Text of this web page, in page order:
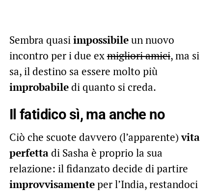
Sembra quasiimpossibileun nuovo
incontro per i due exmigliori amici, ma si
sa, il destino sa essere molto più
improbabiledi quanto si creda.
Il fatidico sì, ma anche no
Ciò che scuote davvero (l’apparente)vita
perfettadi Sasha è proprio la sua
relazione: il fidanzato decide di partire
improvvisamenteper l’India, restandoci